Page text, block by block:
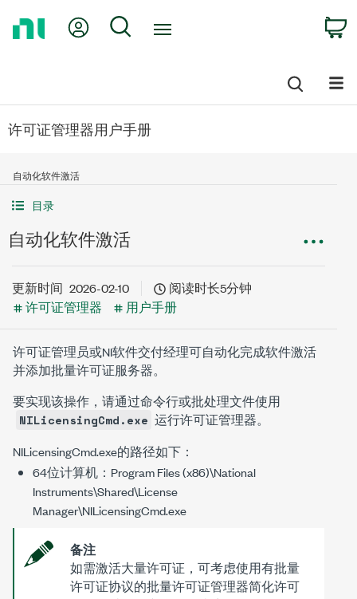
My Account
Search
许可证管理器用户手册
自动化软件激活
目录
自动化软件激活
更新时间 2026-02-10
阅读时长5分钟
许可证管理器
用户手册
许可证管理员或NI软件交付经理可自动化完成软件激活
并添加批量许可证服务器。
要实现该操作，请通过命令行或批处理文件使用
NILicensingCmd.exe 运行许可证管理器。
NILicensingCmd.exe的路径如下：
64位计算机： Program Files (x86)\National
Instruments\Shared\License
Manager\NILicensingCmd.exe
备注
如需激活大量许可证，可考虑使用有批量
许可证协议的批量许可证管理器简化许可